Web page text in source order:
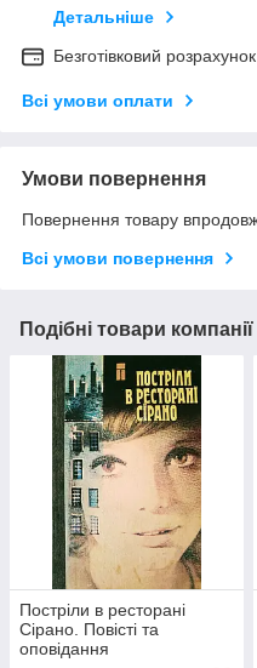
Детальніше
Безготівковий
Всі умови оплати
Умови повернення
Повернення товару
Всі умови повернення
Подібні товари компанії
Постріли в ресторані
Сірано. Повісті та
оповідання